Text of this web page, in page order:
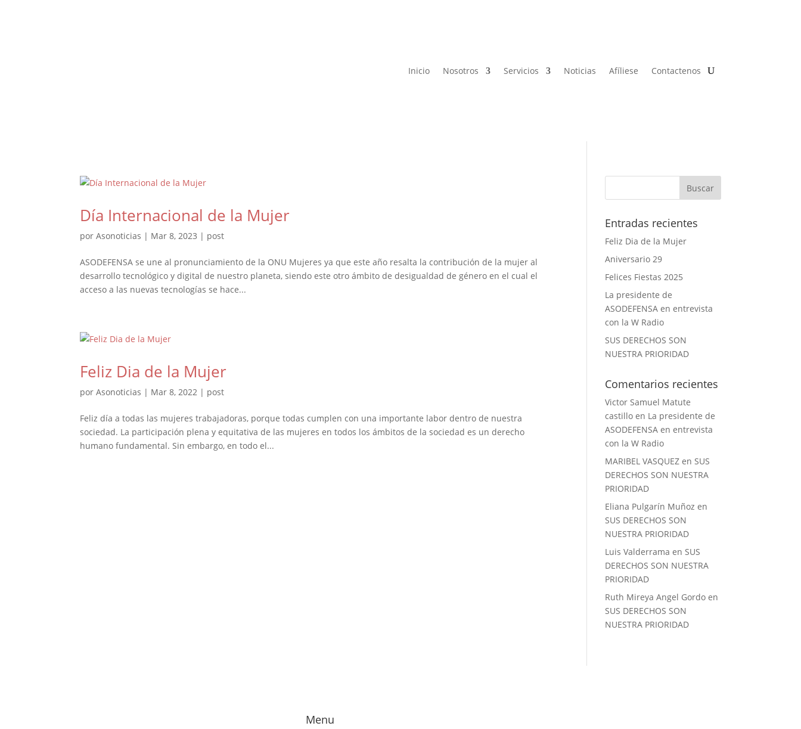
Inicio Nosotros Servicios Noticias Afíliese Contactenos
Día Internacional de la Mujer
porAsonoticias | Mar 8, 2023 | post
ASODEFENSA se une al pronunciamiento de la ONU Mujeres ya que este año resalta la contribución de la mujer al
desarrollo tecnológico y digital de nuestro planeta, siendo este otro ámbito de desigualdad de género en el cual el
acceso a las nuevas tecnologías se hace...
Feliz Dia de la Mujer
porAsonoticias | Mar 8, 2022 | post
Feliz día a todas las mujeres trabajadoras, porque todas cumplen con una importante labor dentro de nuestra
sociedad. La participación plena y equitativa de las mujeres en todos los ámbitos de la sociedad es un derecho
humano fundamental. Sin embargo, en todo el...
Entradas recientes
Feliz Dia de la Mujer
Aniversario 29
Felices Fiestas 2025
La presidente de
ASODEFENSA en entrevista
con la W Radio
SUS DERECHOS SON
NUESTRA PRIORIDAD
Comentarios recientes
Victor Samuel Matute
castillo en La presidente de
ASODEFENSA en entrevista
con la W Radio
MARIBEL VASQUEZ enSUS
DERECHOS SON NUESTRA
PRIORIDAD
Eliana Pulgarín Muñoz en
SUS DERECHOS SON
NUESTRA PRIORIDAD
Luis Valderrama enSUS
DERECHOS SON NUESTRA
PRIORIDAD
Ruth Mireya Angel Gordo en
SUS DERECHOS SON
NUESTRA PRIORIDAD
Menu